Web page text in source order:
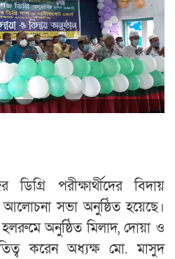
পরীক্ষার্থীদের বিদায়
সভা অনুষ্ঠিত হয়েছে।
অনুষ্ঠিত মিলাদ, দোয়া ও
করেন অধ্যক্ষ মো. মাসুদ